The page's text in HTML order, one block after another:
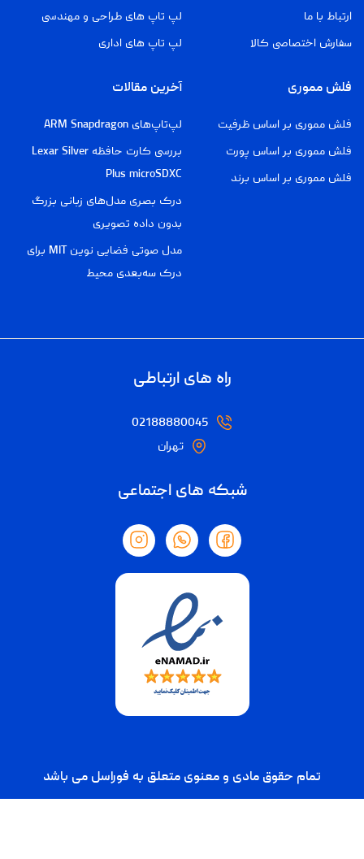
ارتباط با ما
سفارش اختصاصی کالا
لپ تاپ های طراحی و مهندسی
لپ تاپ های اداری
فلش مموری
فلش مموری بر اساس ظرفیت
فلش مموری بر اساس پورت
فلش مموری بر اساس برند
آخرین مقالات
لپ‌تاپ‌های ARM Snapdragon
بررسی کارت حافظه Lexar Silver
Plus microSDXC
درک بصری مدل‌های زبانی بزرگ
بدون داده تصویری
مدل صوتی فضایی نوین MIT برای
درک سه‌بعدی محیط
راه های ارتباطی
02188880045
تهران
شبکه های اجتماعی
تمام حقوق مادی و معنوی متعلق به فوراسل می باشد